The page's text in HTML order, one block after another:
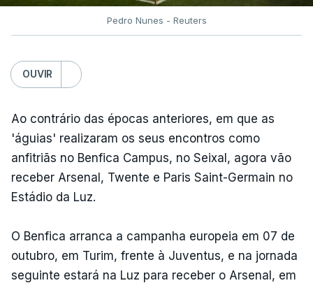
Pedro Nunes - Reuters
OUVIR
Ao contrário das épocas anteriores, em que as
'águias' realizaram os seus encontros como
anfitriãs no Benfica Campus, no Seixal, agora vão
receber Arsenal, Twente e Paris Saint-Germain no
Estádio da Luz.
O Benfica arranca a campanha europeia em 07 de
outubro, em Turim, frente à Juventus, e na jornada
seguinte estará na Luz para receber o Arsenal, em